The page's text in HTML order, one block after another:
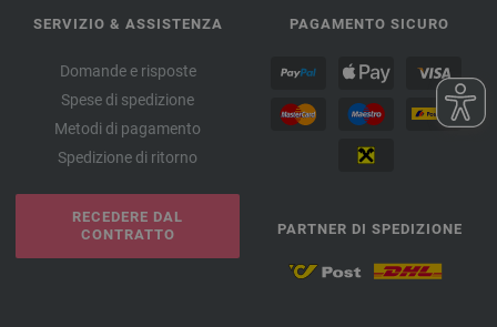
SERVIZIO & ASSISTENZA
Domande e risposte
Spese di spedizione
Metodi di pagamento
Spedizione di ritorno
RECEDERE DAL
CONTRATTO
PAGAMENTO SICURO
PARTNER DI SPEDIZIONE